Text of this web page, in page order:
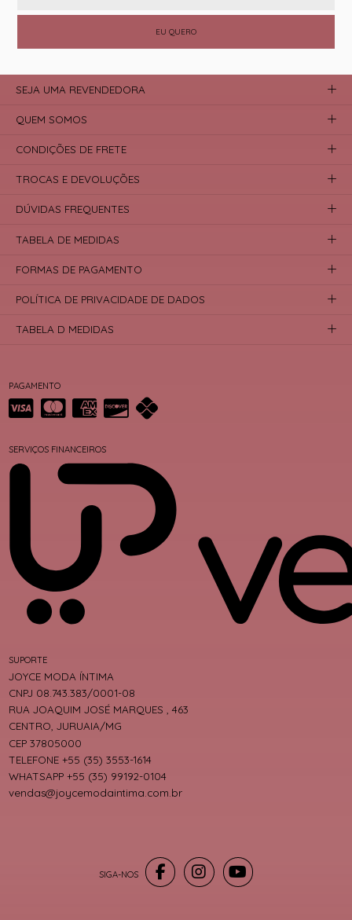
EU QUERO
PAGAMENTO
SERVIÇOS FINANCEIROS
SUPORTE
JOYCE MODA ÍNTIMA
CNPJ 08.743.383/0001-08
RUA JOAQUIM JOSÉ MARQUES , 463
CENTRO, JURUAIA/MG
CEP 37805000
TELEFONE +55 (35) 3553-1614
WHATSAPP +55 (35) 99192-0104
vendas@joycemodaintima.com.br
SEJA UMA REVENDEDORA
QUEM SOMOS
CONDIÇÕES DE FRETE
TROCAS E DEVOLUÇÕES
DÚVIDAS FREQUENTES
TABELA DE MEDIDAS
FORMAS DE PAGAMENTO
POLÍTICA DE PRIVACIDADE DE DADOS
TABELA D MEDIDAS